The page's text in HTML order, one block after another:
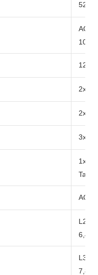
AC-
12-
2x
2x
3x
1x
AC -
6,49
7,84